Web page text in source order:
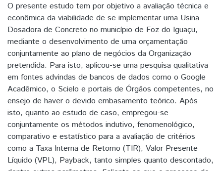
O presente estudo tem por objetivo a avaliação técnica e
econômica da viabilidade de se implementar uma Usina
Dosadora de Concreto no município de Foz do Iguaçu,
mediante o desenvolvimento de uma orçamentação
conjuntamente ao plano de negócios da Organização
pretendida. Para isto, aplicou-se uma pesquisa qualitativa
em fontes advindas de bancos de dados como o Google
Acadêmico, o Scielo e portais de Órgãos competentes, no
ensejo de haver o devido embasamento teórico. Após
isto, quanto ao estudo de caso, empregou-se
conjuntamente os métodos indutivo, fenomenológico,
comparativo e estatístico para a avaliação de critérios
como a Taxa Interna de Retorno (TIR), Valor Presente
Líquido (VPL), Payback, tanto simples quanto descontado,